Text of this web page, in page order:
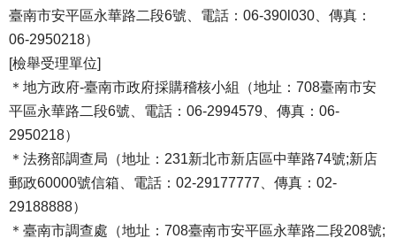
臺南市安平區永華路二段6號、電話：06-390l030、傳真：
06-2950218）
[檢舉受理單位]
＊地方政府-臺南市政府採購稽核小組（地址：708臺南市安
平區永華路二段6號、電話：06-2994579、傳真：06-
2950218）
＊法務部調查局（地址：231新北市新店區中華路74號;新店
郵政60000號信箱、電話：02-29177777、傳真：02-
29188888）
＊臺南市調查處（地址：708臺南市安平區永華路二段208號;